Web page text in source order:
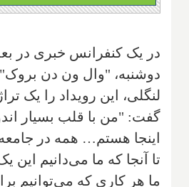
در یک کنفرانس خبری در
دوشنبه، "وال ون دن
لنگلی، این رویداد را یک
گفت: "من با قلب بسیار
اینجا هستم… همه در جامعه
تا آنجا که ما می‌دانیم این
ما هر کاری که می‌توانیم